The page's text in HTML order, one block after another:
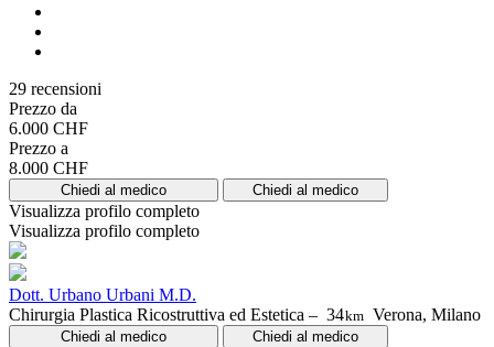
29 recensioni
Prezzo da
6.000 CHF
Prezzo a
8.000 CHF
Chiedi al medico Chiedi al medico
Visualizza profilo completo
Visualizza profilo completo
Dott. Urbano Urbani M.D.
Chirurgia Plastica Ricostruttiva ed Estetica – 34km Verona, Milano
Chiedi al medico Chiedi al medico